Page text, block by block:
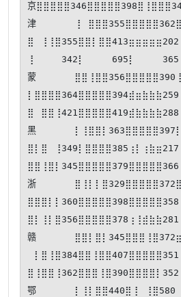
京
津
⢸⠀⠀⠀⠀342⡇⠀⠀⠀⠀695⡇⠀⠀⠀⠀365
蒙
⣿⠀⣿⣿⢸421⣿⣿⣿⣿⣿419⣾⣷⣷⣷⣷288
黑
⣿⣿⢸⣿⡇345⣿⣿⣿⣿⣿379⣿⣿⣿⣿⣿366
浙
⣿⡇⢸⡇⣿356⣿⣿⣿⣿⣿378⢰⢸⣾⣷⣷281
赣
⣿⢸⣿⣿⢸362⣿⣿⣿⢸⣿390⣿⣿⣿⣿⡇352
鄂